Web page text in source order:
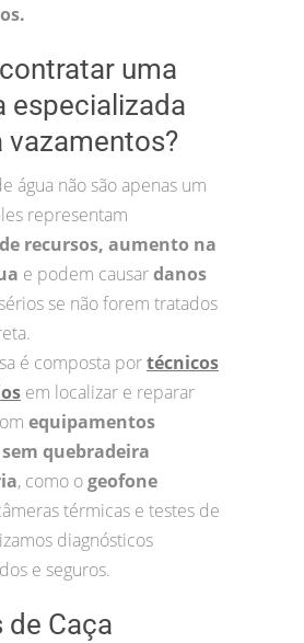
uma
especializada
vazamentos?
água não são apenas um
representam
recursos, aumento na
e podem causardanos
sérios se não forem tratados
é composta portécnicos
em localizar e reparar
equipamentos
quebradeira
, como ogeofone
térmicas e testes de
diagnósticos
e seguros.
de Caça